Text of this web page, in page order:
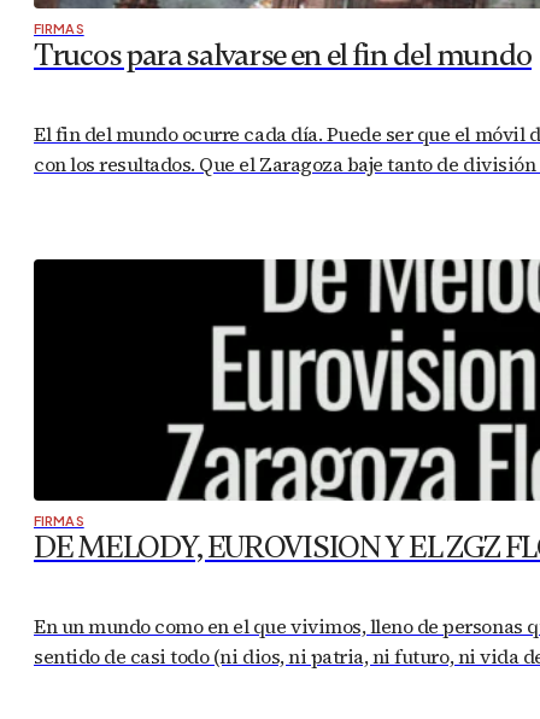
FIRMAS
Trucos para salvarse en el fin del mundo
El fin del mundo ocurre cada día. Puede ser que el móvil
con los resultados. Que el Zaragoza baje tanto de
FIRMAS
DE MELODY, EUROVISION Y EL ZGZ
En un mundo como en el que vivimos, lleno de
sentido de casi todo (ni dios, ni patria, ni futuro, ni vida